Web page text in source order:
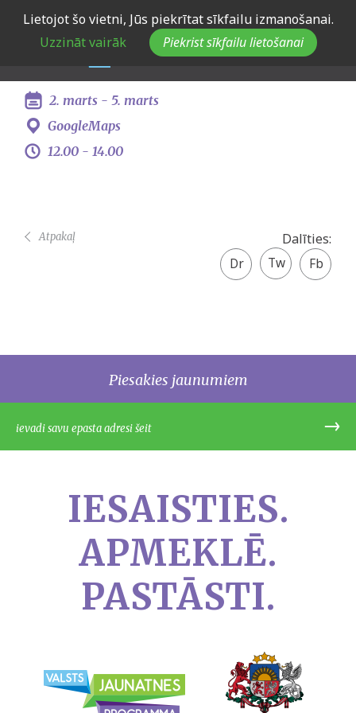
Lietojot šo vietni, Jūs piekrītat sīkfailu izmanošanai.
Uzzināt vairāk
Piekrist sīkfailu lietošanai
Eiropas Jaunatnes
konference Gentē, Beļģijā
GoogleMaps
2. marts - 5. marts
12.00 - 14.00
Dalīties:
Facebook
share
Twitter
Atpakaļ
Piesakies jaunumiem
IESAISTIES.
APMEKLĒ.
PASTĀSTI.